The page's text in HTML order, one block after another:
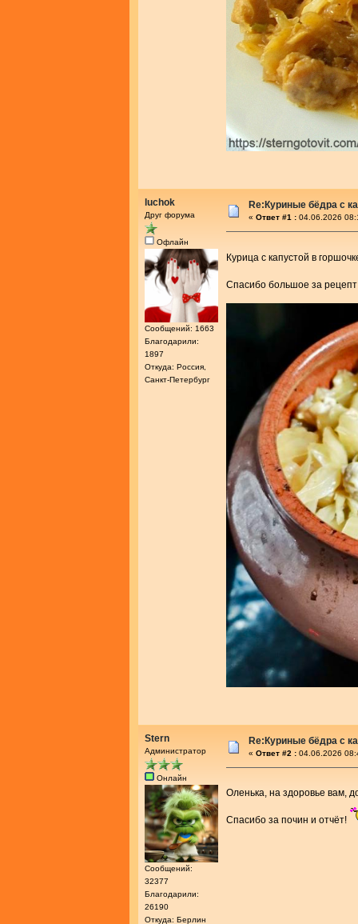
luchok
Друг форума
Офлайн
Сообщений: 1663
Благодарили:
1897
Откуда: Россия,
Санкт-Петербург
Re:Куриные бёдра с
« Ответ #1 : 04.06.2026
Курица с капустой в
Спасибо большое за
Stern
Администратор
Онлайн
Сообщений:
32377
Благодарили:
26190
Откуда: Берлин
Re:Куриные бёдра с
« Ответ #2 : 04.06.2026
Оленька, на здоровье вам,
Спасибо за почин и отчёт!